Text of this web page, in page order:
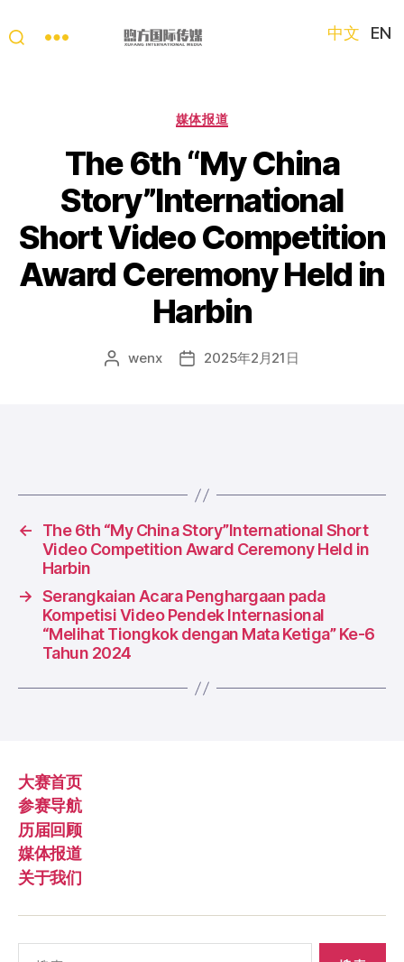
只
眼
看
中
国”
国
际
短
视
频
大
中文 EN
分
媒体报道
The 6th “My China
Story”International
Short Video Competition
Award Ceremony Held in
Harbin
文 wenx
发 2025年2月21日
←
The 6th “My China Story”International Short
Video Competition Award Ceremony Held in
Harbin
→ Serangkaian Acara Penghargaan pada
Kompetisi Video Pendek Internasional
“Melihat Tiongkok dengan Mata Ketiga” Ke-6
Tahun 2024
大赛首页
参赛导航
历届回顾
媒体报道
关于我们